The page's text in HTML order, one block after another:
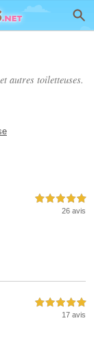
et autres toiletteuses.
5,0 étoiles sur 5
26 avis
5,0 étoiles sur 5
17 avis